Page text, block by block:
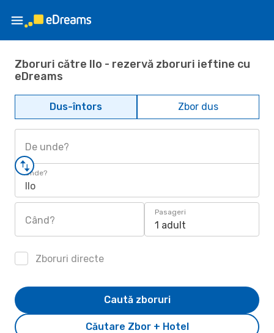
Zboruri către Ilo - rezervă zboruri ieftine cu
eDreams
Dus-întors Zbor dus
De unde?
Unde?
Ilo
Când?
Pasageri
1 adult
Zboruri directe
Căutare Zbor + Hotel
Caută zboruri